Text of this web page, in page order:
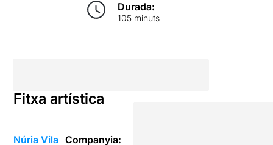
Durada:
105 minuts
Fitxa artística
Núria Vila
Companyia: